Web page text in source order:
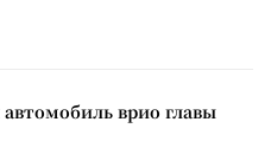
врио главы